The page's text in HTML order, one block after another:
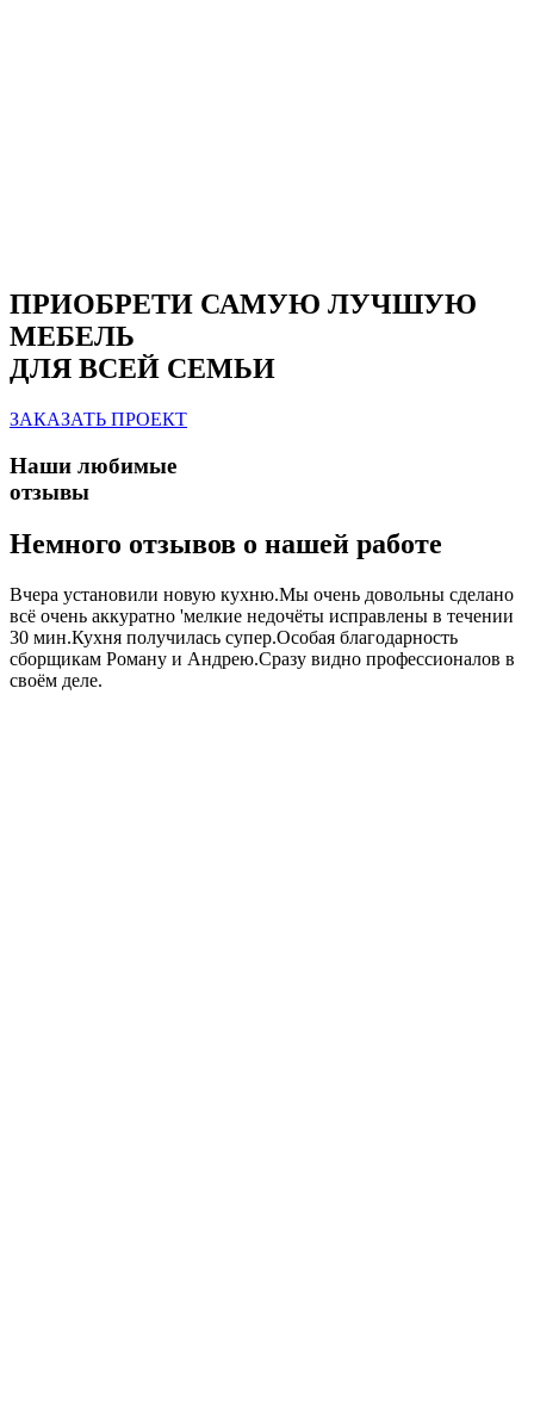
ПРИОБРЕТИ САМУЮ ЛУЧШУЮ
МЕБЕЛЬ
ДЛЯ ВСЕЙ СЕМЬИ
ЗАКАЗАТЬ ПРОЕКТ
Наши любимые
отзывы
Немного отзывов о нашей работе
Вчера установили новую кухню.Мы очень довольны сделано
всё очень аккуратно 'мелкие недочёты исправлены в течении
30 мин.Кухня получилась супер.Особая благодарность
сборщикам Роману и Андрею.Сразу видно профессионалов в
своём деле.